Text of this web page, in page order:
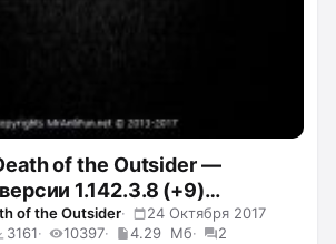
of the Outsider —
1.142.3.8 (+9)
of the Outsider
24 Октября 2017
3161 10397 4.29 Мб 2